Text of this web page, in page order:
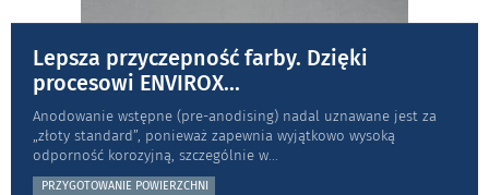
Lepsza przyczepność farby. Dzięki
procesowi ENVIROX...
Anodowanie wstępne (pre-anodising) nadal uznawane jest za
„złoty standard”, ponieważ zapewnia wyjątkowo wysoką
odporność koro­zyjną, szczególnie w...
PRZYGOTOWANIE POWIERZCHNI